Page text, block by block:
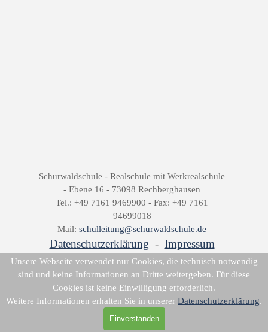
Schurwaldschule - Realschule mit Werkrealschule
- Ebene 16 - 73098 Rechberghausen
Tel.: +49 7161 9469900 - Fax: +49 7161
94699018
Mail: schulleitung@schurwaldschule.de
Datenschutzerklärung - Impressum
Zurück zum Seiteninhalt
Unsere Webseite verwendet nur Cookies, die technisch notwendig
sind und keine Informationen an Dritte weitergeben. Für diese
Cookies ist keine Einwilligung erforderlich.
Weitere Informationen erhalten Sie in unserer Datenschutzerklärung.
Einverstanden